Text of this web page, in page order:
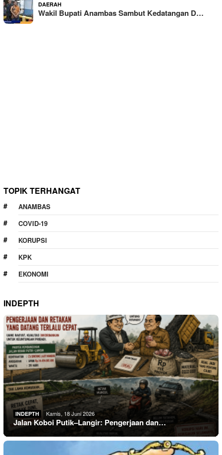
DAERAH
Wakil Bupati Anambas Sambut Kedatangan D…
TOPIK TERHANGAT
ANAMBAS
COVID-19
KORUPSI
KPK
EKONOMI
INDEPTH
INDEPTH Kamis, 18 Juni 2026
Jalan Koboi Putik–Langir: Pengerjaan dan…